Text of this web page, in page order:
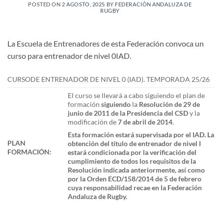
POSTED ON 2 AGOSTO, 2025 BY FEDERACIÓN ANDALUZA DE
RUGBY
La Escuela de Entrenadores de esta Federación convoca un
curso para entrenador de nivel 0IAD.
CURSODE ENTRENADOR DE NIVEL 0 (IAD). TEMPORADA 25/26
PLAN
FORMACIÓN:
El curso se llevará a cabo siguiendo el plan de
formaciónsiguiendo la Resolución de 29 de
junio de 2011 de la Presidencia del CSDy la
modificación de7 de abril de 2014.
Esta formación estará supervisada por el IAD. La
obtención del título de entrenador de nivel I
estará condicionada por la verificación del
cumplimiento de todos los requisitos de la
Resolución indicada anteriormente, así como
por la Orden ECD/158/2014 de 5 de febrero
cuya responsabilidad recae en la Federación
Andaluza de Rugby.